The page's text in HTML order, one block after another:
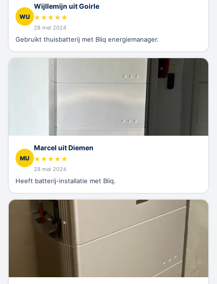
WU
Wijllemijn uit Goirle
★★★★★
28 mei 2024
Gebruikt thuisbatterij met Bliq energiemanager.
MU
Marcel uit Diemen
★★★★★
28 mei 2024
Heeft batterij-installatie met Bliq.